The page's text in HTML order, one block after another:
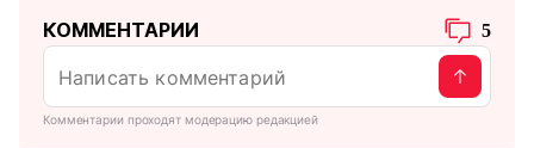
КОММЕНТАРИИ 5
Комментарии проходят модерацию редакцией